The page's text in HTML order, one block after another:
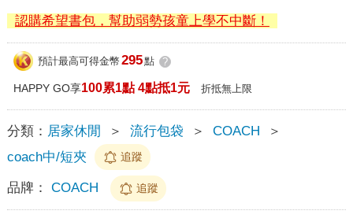
認購希望書包，幫助弱勢孩童上學不中斷！
預計最高可得金幣 295點 ?
HAPPY GO享100累1點 4點抵1元 折抵無上限
分類： 居家休閒 ＞ 流行包袋 ＞ COACH
＞
coach中/短夾
追蹤
品牌： COACH 追蹤